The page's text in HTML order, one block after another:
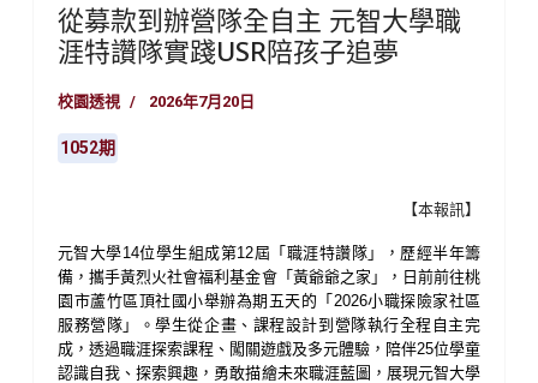
從募款到辦營隊全自主 元智大學職
涯特讚隊實踐USR陪孩子追夢
校園透視 2026年7月20日
1052期
【本報訊】
元智大學14位學生組成第12屆「職涯特讚隊」，歷經半年籌
備，攜手黃烈火社會福利基金會「黃爺爺之家」，日前前往桃
園市蘆竹區頂社國小舉辦為期五天的「2026小職探險家社區
服務營隊」。學生從企畫、課程設計到營隊執行全程自主完
成，透過職涯探索課程、闖關遊戲及多元體驗，陪伴25位學童
認識自我、探索興趣，勇敢描繪未來職涯藍圖，展現元智大學